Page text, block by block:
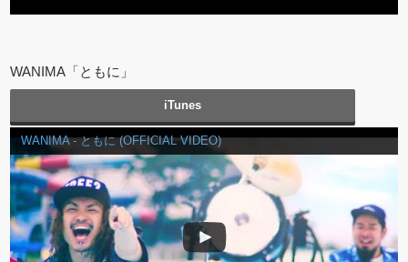
WANIMA「ともに」
iTunes
WANIMA - ともに (OFFICIAL VIDEO)